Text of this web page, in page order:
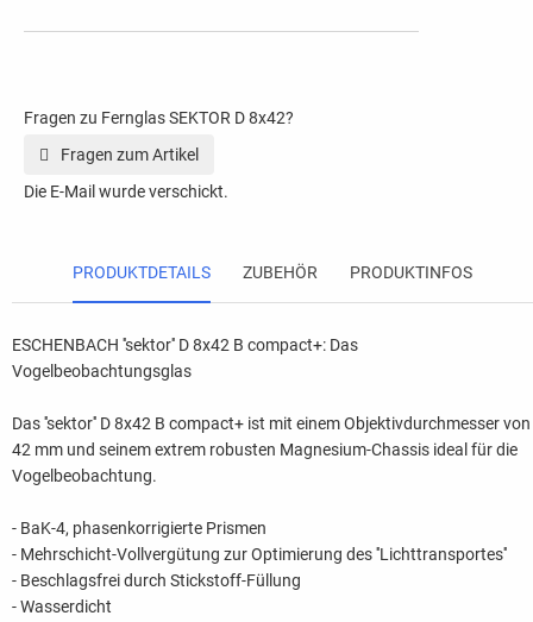
Fragen zu Fernglas SEKTOR D 8x42?
Fragen zum Artikel
Die E-Mail wurde verschickt.
PRODUKTDETAILS ZUBEHÖR PRODUKTINFOS
ESCHENBACH ''sektor'' D 8x42 B compact+: Das
Vogelbeobachtungsglas
Das ''sektor'' D 8x42 B compact+ ist mit einem Objektivdurchmesser von
42 mm und seinem extrem robusten Magnesium-Chassis ideal für die
Vogelbeobachtung.
- BaK-4, phasenkorrigierte Prismen
- Mehrschicht-Vollvergütung zur Optimierung des ''Lichttransportes''
- Beschlagsfrei durch Stickstoff-Füllung
- Wasserdicht